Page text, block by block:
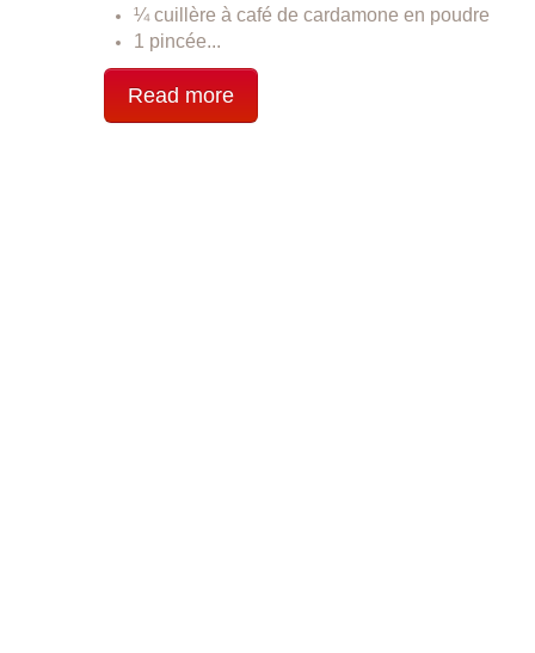
¼ cuillère à café de cardamone en poudre
1 pincée...
Read more